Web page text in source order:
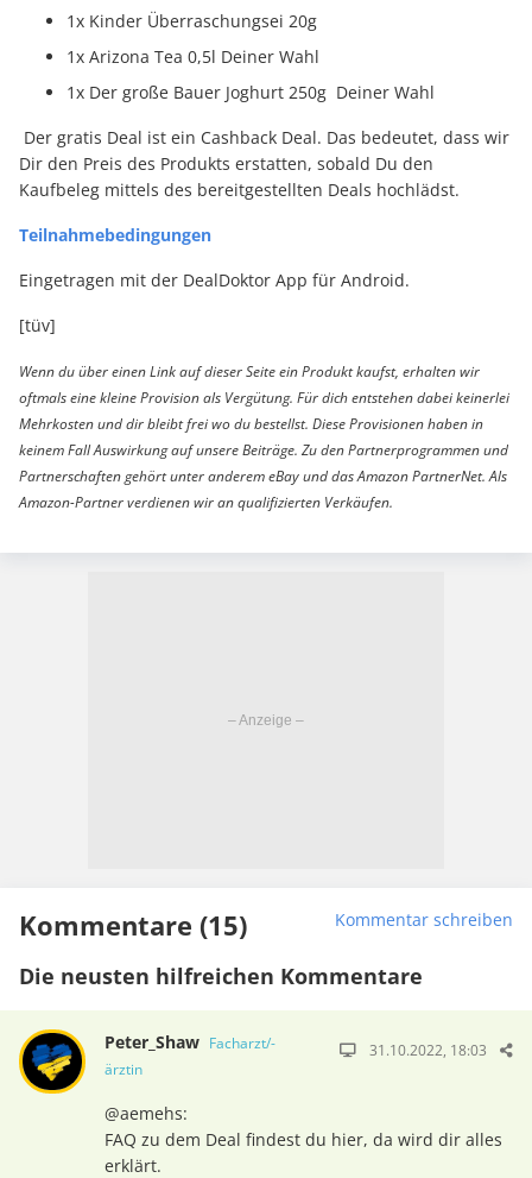
1x Kinder Überraschungsei 20g
1x Arizona Tea 0,5l Deiner Wahl
1x Der große Bauer Joghurt 250g Deiner Wahl
Der gratis Deal ist ein Cashback Deal. Das bedeutet, dass wir
Dir den Preis des Produkts erstatten, sobald Du den
Kaufbeleg mittels des bereitgestellten Deals hochlädst.
Teilnahmebedingungen
Eingetragen mit der DealDoktor App für Android.
[tüv]
Wenn du über einen Link auf dieser Seite ein Produkt kaufst, erhalten wir
oftmals eine kleine Provision als Vergütung. Für dich entstehen dabei keinerlei
Mehrkosten und dir bleibt frei wo du bestellst. Diese Provisionen haben in
keinem Fall Auswirkung auf unsere Beiträge. Zu den Partnerprogrammen und
Partnerschaften gehört unter anderem eBay und das Amazon PartnerNet. Als
Amazon-Partner verdienen wir an qualifizierten Verkäufen.
Kommentare (15) Kommentar schreiben
Die neusten hilfreichen Kommentare
Peter_Shaw Facharzt/-
ärztin
31.10.2022, 18:03
@aemehs:
FAQ zu dem Deal findest du hier, da wird dir alles
erklärt.